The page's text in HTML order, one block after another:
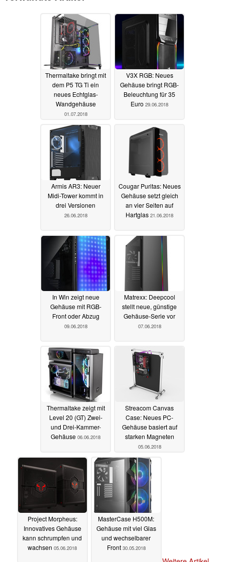
Thermaltake bringt mit
dem P5 TG Ti ein
neues Echtglas-
Wandgehäuse
01.07.2018
V3X RGB: Neues
Gehäuse bringt RGB-
Beleuchtung für 35
Euro 29.06.2018
Armis AR3: Neuer
Midi-Tower kommt in
drei Versionen
26.06.2018
Cougar Puritas: Neues
Gehäuse setzt gleich
an vier Seiten auf
Hartglas 21.06.2018
In Win zeigt neue
Gehäuse mit RGB-
Front oder Abzug
09.06.2018
Matrexx: Deepcool
stellt neue, günstige
Gehäuse-Serie vor
07.06.2018
Thermaltake zeigt mit
Level 20 (GT) Zwei-
und Drei-Kammer-
Gehäuse 06.06.2018
Streacom Canvas
Case: Neues PC-
Gehäuse basiert auf
starken Magneten
05.06.2018
Project Morpheus:
Innovatives Gehäuse
kann schrumpfen und
wachsen 05.06.2018
MasterCase H500M:
Gehäuse mit viel Glas
und wechselbarer
Front 30.05.2018